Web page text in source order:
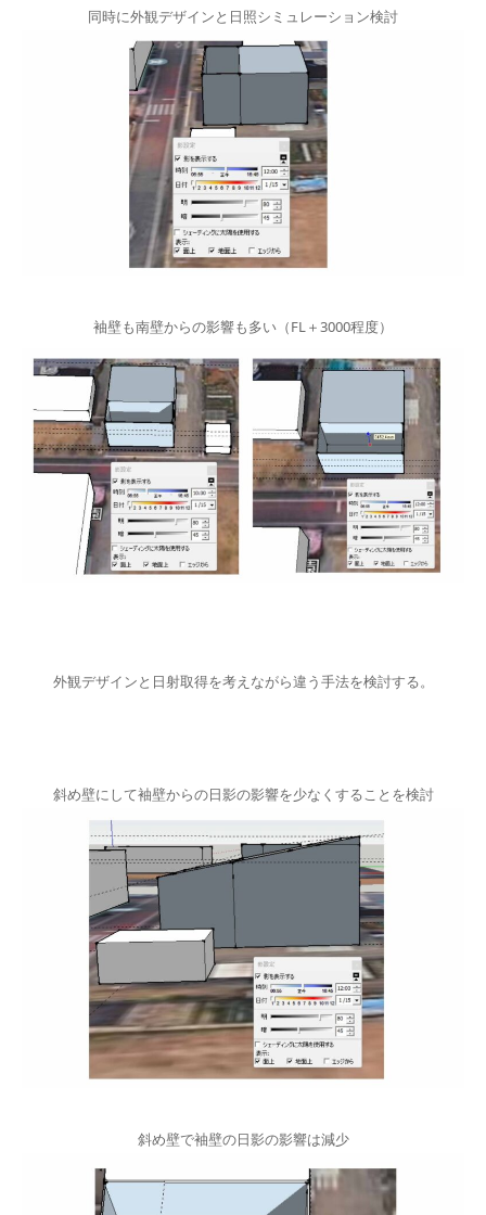
同時に外観デザインと日照シミュレーション検討
袖壁も南壁からの影響も多い（FL＋3000程度）
外観デザインと日射取得を考えながら違う手法を検討する。
斜め壁にして袖壁からの日影の影響を少なくすることを検討
斜め壁で袖壁の日影の影響は減少